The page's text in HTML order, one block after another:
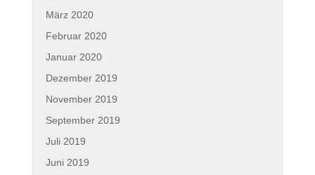
März 2020
Februar 2020
Januar 2020
Dezember 2019
November 2019
September 2019
Juli 2019
Juni 2019